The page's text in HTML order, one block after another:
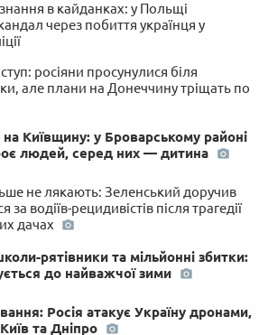
в кайданках: у Польщі
через побиття українця у
росіяни просунулися біля
але плани на Донеччину тріщать по
на Київщину: у Броварському районі
людей, серед них — дитина
не лякають: Зеленський доручив
за водіїв-рецидивістів після трагедії
дачах
рятівники та мільйонні збитки:
до найважчої зими
Росія атакує Україну дронами,
та Дніпро